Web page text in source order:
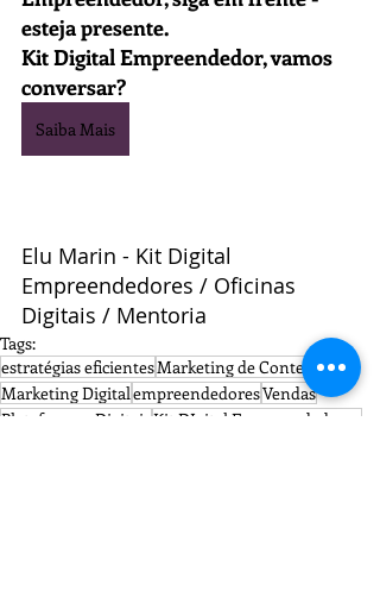
esteja presente.
Kit Digital Empreendedor, vamos
conversar?
Saiba Mais
Elu Marin - Kit Digital
Empreendedores / Oficinas
Digitais / Mentoria
Tags:
estratégias eficientesMarketing de Conteúdo
Marketing DigitalempreendedoresVendas
Plataformas Digitais Kit DIgital Empreendedores